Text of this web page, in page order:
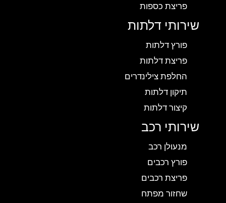
פריצת כספות
שירותי דלתות
פורץ דלתות
פריצת דלתות
החלפת צילינדרים
תיקון דלתות
קיצור דלתות
שירותי רכב
מנעולן רכב
פורץ רכבים
פריצת רכבים
שחזור מפתח